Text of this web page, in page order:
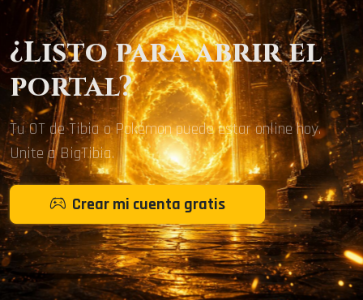
¿Listo para abrir el
portal?
Tu OT de Tibia o Pokémon puede estar online hoy.
Unite a BigTibia.
Crear mi cuenta gratis